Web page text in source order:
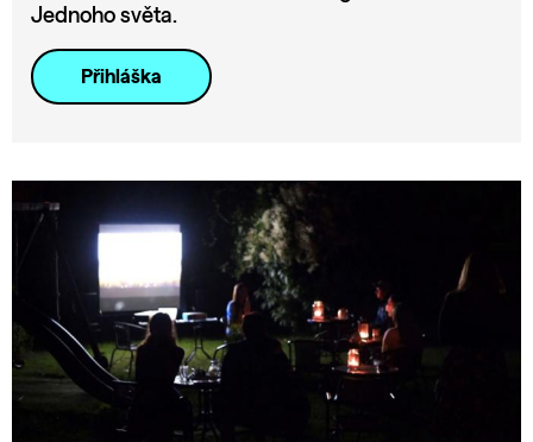
Jednoho světa.
Přihláška